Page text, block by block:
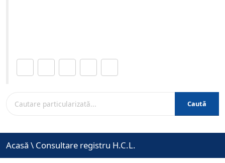
Caută
Acasă \ Consultare registru H.C.L.